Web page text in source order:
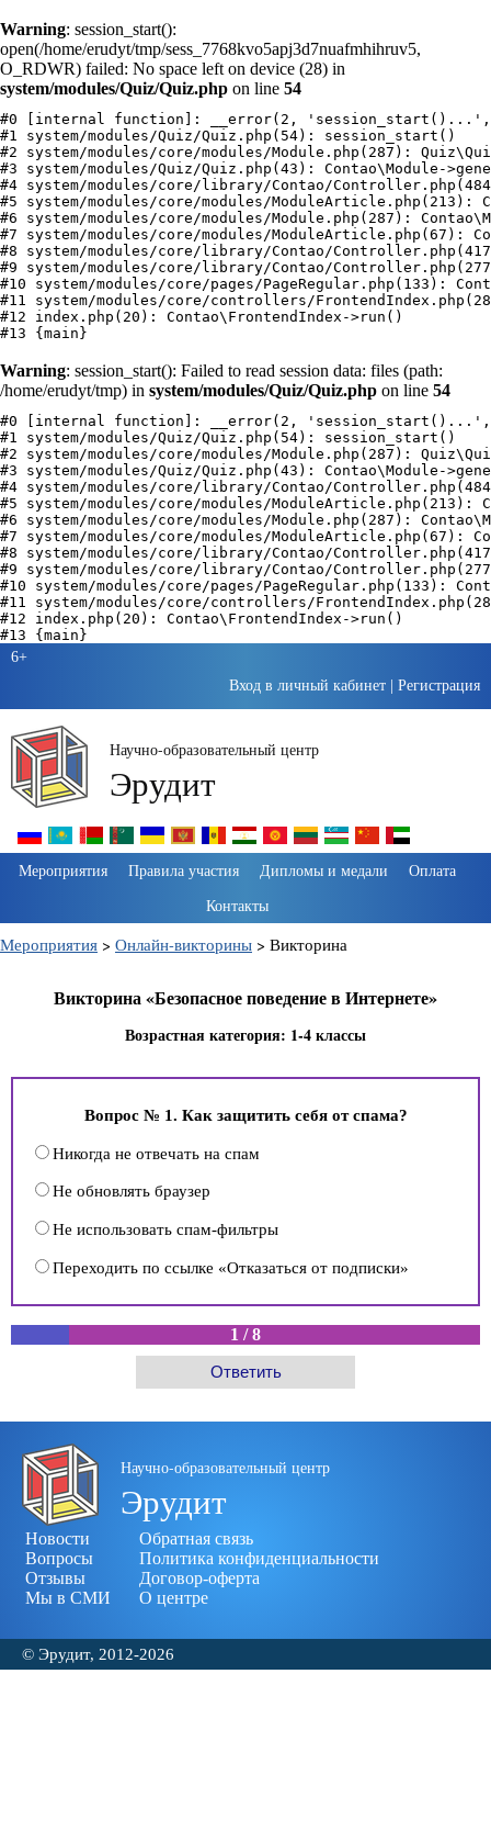
Warning: session_start():
open(/home/erudyt/tmp/sess_7768kvo5apj3d7nuafmhihruv5,
O_RDWR) failed: No space left on device (28) in
system/modules/Quiz/Quiz.php on line 54
#0 [internal function]: __error(2,
#1 system/modules/Quiz/Quiz.php(54): session_start()
#2 system/modules/core/modules/Module.php(287):
#3 system/modules/Quiz/Quiz.php(43): Contao\Module-
#4 system/modules/core/library/Contao/
#5 system/modules/core/modules/
#6 system/modules/core/modules/Module.php(287):
#7 system/modules/core/modules/ModuleArticle.php(67):
#8 system/modules/core/library/Contao/
#9 system/modules/core/library/Contao/
#10 system/modules/core/pages/PageRegular.php(133):
#11 system/modules/core/controllers/
#12 index.php(20): Contao\FrontendIndex->run()
Warning: session_start(): Failed to read session data: files (path:
/home/erudyt/tmp) in system/modules/Quiz/Quiz.php on line 54
#0 [internal function]: __error(2,
#1 system/modules/Quiz/Quiz.php(54): session_start()
#2 system/modules/core/modules/Module.php(287):
#3 system/modules/Quiz/Quiz.php(43): Contao\Module-
#4 system/modules/core/library/Contao/
#5 system/modules/core/modules/
#6 system/modules/core/modules/Module.php(287):
#7 system/modules/core/modules/ModuleArticle.php(67):
#8 system/modules/core/library/Contao/
#9 system/modules/core/library/Contao/
#10 system/modules/core/pages/PageRegular.php(133):
#11 system/modules/core/controllers/
#12 index.php(20): Contao\FrontendIndex->run()
6+
Вход в личный кабинет
Регистрация
Научно-образовательный центр
Эрудит
Пропустить
навигацию
Мероприятия Правила участия Дипломы и медали
Оплата
Контакты
Мероприятия > Онлайн-викторины > Викторина
Викторина «Безопасное поведение в Интернете»
Возрастная категория: 1-4 классы
Вопрос № 1. Как защитить себя от спама?
Никогда не отвечать на спам
Не обновлять браузер
Не использовать спам-фильтры
Переходить по ссылке «Отказаться от подписки»
1 /8
Научно-образовательный центр
Эрудит
Новости
Вопросы
Отзывы
Мы в СМИ
Обратная связь
Политика конфиденциальности
Договор-оферта
О центре
© Эрудит, 2012-2026